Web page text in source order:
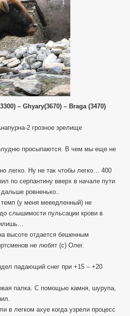
– Ghyary(3670) – Braga (3470)
2 грозное зрелище
просыпаются. В чем мы еще не
легко. Ну не так чтобы легко… 400
по серпантину вверх в начале пути
ровненько..
(у меня мееедленный) не
слышимости пульсации крови в
высоте отдается бешенным
не любят (с) Олег.
падающий снег при +15 – +20
палка. С помощью камня, шурупа,
в легком ахуе когда узрели процесс